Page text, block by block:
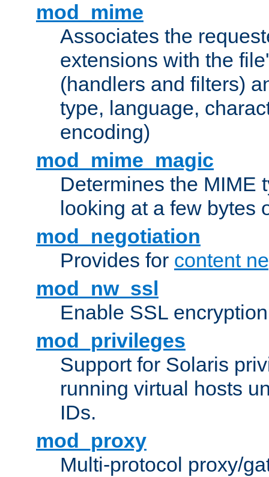
mod_mime
Associates the
extensions with the
(handlers and filters)
type, language,
encoding)
mod_mime_magic
Determines the MIME
looking at a few bytes
mod_negotiation
Provides for content
mod_nw_ssl
Enable SSL
mod_privileges
Support for Solaris
running virtual hosts
IDs.
mod_proxy
Multi-protocol proxy/